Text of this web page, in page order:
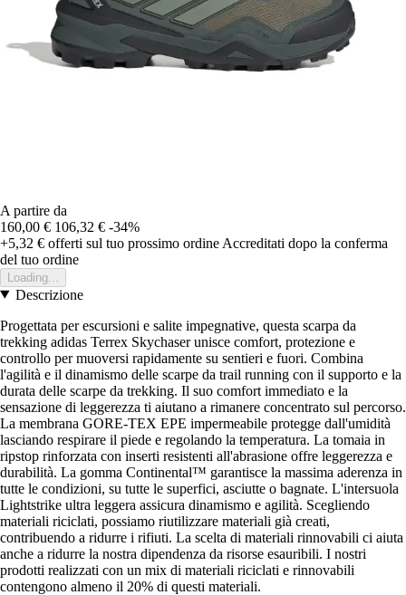
A partire da
160,00 € 106,32 € -34%
+5,32 € offerti sul tuo prossimo ordine Accreditati dopo la conferma
del tuo ordine
Loading...
Descrizione
Progettata per escursioni e salite impegnative, questa scarpa da
trekking adidas Terrex Skychaser unisce comfort, protezione e
controllo per muoversi rapidamente su sentieri e fuori. Combina
l'agilità e il dinamismo delle scarpe da trail running con il supporto e la
durata delle scarpe da trekking. Il suo comfort immediato e la
sensazione di leggerezza ti aiutano a rimanere concentrato sul percorso.
La membrana GORE-TEX EPE impermeabile protegge dall'umidità
lasciando respirare il piede e regolando la temperatura. La tomaia in
ripstop rinforzata con inserti resistenti all'abrasione offre leggerezza e
durabilità. La gomma Continental™ garantisce la massima aderenza in
tutte le condizioni, su tutte le superfici, asciutte o bagnate. L'intersuola
Lightstrike ultra leggera assicura dinamismo e agilità. Scegliendo
materiali riciclati, possiamo riutilizzare materiali già creati,
contribuendo a ridurre i rifiuti. La scelta di materiali rinnovabili ci aiuta
anche a ridurre la nostra dipendenza da risorse esauribili. I nostri
prodotti realizzati con un mix di materiali riciclati e rinnovabili
contengono almeno il 20% di questi materiali.